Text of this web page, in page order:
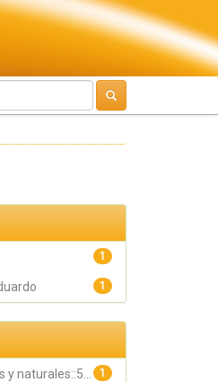
1
1
1
y naturales::5...